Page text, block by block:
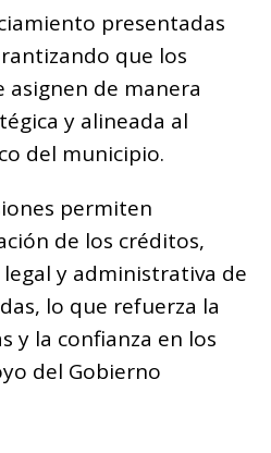
presentadas
que los
asignen de manera
y alineada al
del municipio.
permiten
de los créditos,
y administrativa de
lo que refuerza la
y la confianza en los
del Gobierno